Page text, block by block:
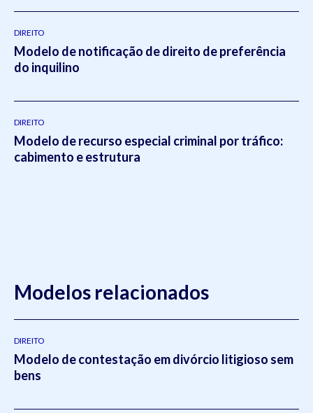
DIREITO
Modelo de notificação de direito de preferência
do inquilino
DIREITO
Modelo de recurso especial criminal por tráfico:
cabimento e estrutura
Modelos relacionados
DIREITO
Modelo de contestação em divórcio litigioso sem
bens